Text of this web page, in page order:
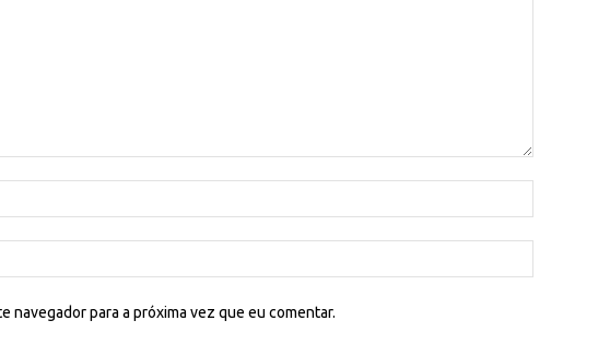
navegador para a próxima vez que eu comentar.